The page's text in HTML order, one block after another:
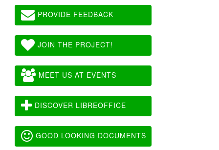
PROVIDE FEEDBACK
JOIN THE PROJECT!
MEET US AT EVENTS
DISCOVER LIBREOFFICE
GOOD LOOKING DOCUMENTS